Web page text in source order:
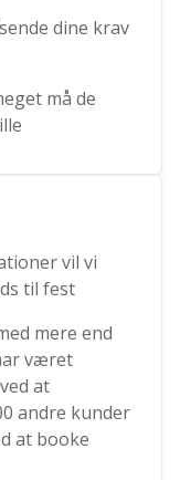
dine krav
må de
vil vi
til fest
mere end
været
at
andre kunder
at booke